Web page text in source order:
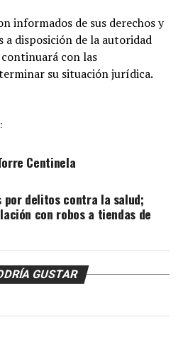
informados de sus derechos y
disposición de la autoridad
con las
su situación jurídica.
Centinela
por delitos contra la salud;
con robos a tiendas de
GUSTAR